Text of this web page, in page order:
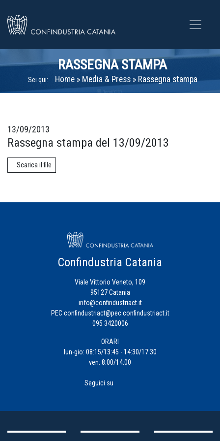
RASSEGNA STAMPA
Sei qui: Home» Media & Press» Rassegna stampa
13/09/2013
Rassegna stampa del 13/09/2013
Scarica il file
Confindustria Catania
Viale Vittorio Veneto, 109
95127 Catania
info@confindustriact.it
PEC confindustriact@pec.confindustriact.it
095 3420006
ORARI
lun-gio: 08:15/13:45 - 14:30/17:30
ven: 8:00/14:00
Seguici su